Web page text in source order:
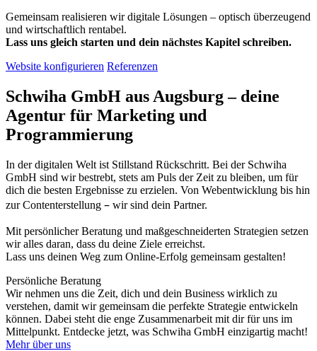
Gemeinsam realisieren wir digitale Lösungen – optisch überzeugend
und wirtschaftlich rentabel.
Lass uns gleich starten und dein nächstes Kapitel schreiben.
Website konfigurieren Referenzen
Schwiha GmbH aus Augsburg – deine
Agentur für Marketing und
Programmierung
In der digitalen Welt ist Stillstand Rückschritt. Bei der Schwiha
GmbH sind wir bestrebt, stets am Puls der Zeit zu bleiben, um für
dich die besten Ergebnisse zu erzielen. Von Webentwicklung bis hin
zur Contenterstellung – wir sind dein Partner.
Mit persönlicher Beratung und maßgeschneiderten Strategien setzen
wir alles daran, dass du deine Ziele erreichst.
Lass uns deinen Weg zum Online-Erfolg gemeinsam gestalten!
Persönliche Beratung
Wir nehmen uns die Zeit, dich und dein Business wirklich zu
verstehen, damit wir gemeinsam die perfekte Strategie entwickeln
können. Dabei steht die enge Zusammenarbeit mit dir für uns im
Mittelpunkt. Entdecke jetzt, was Schwiha GmbH einzigartig macht!
Mehr über uns